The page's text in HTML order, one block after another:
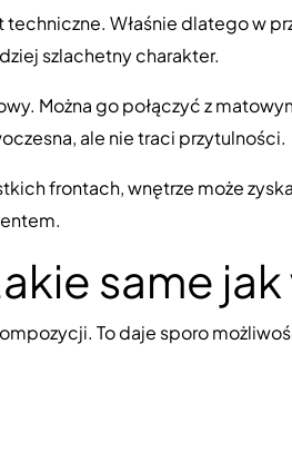
Właśnie dlatego w
szlachetny charakter.
Można go połączyć z
ale nie traci przytulności.
frontach, wnętrze może
same
To daje sporo